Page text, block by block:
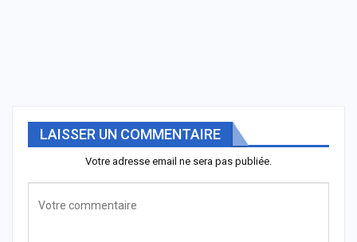
LAISSER UN COMMENTAIRE
Votre adresse email ne sera pas publiée.